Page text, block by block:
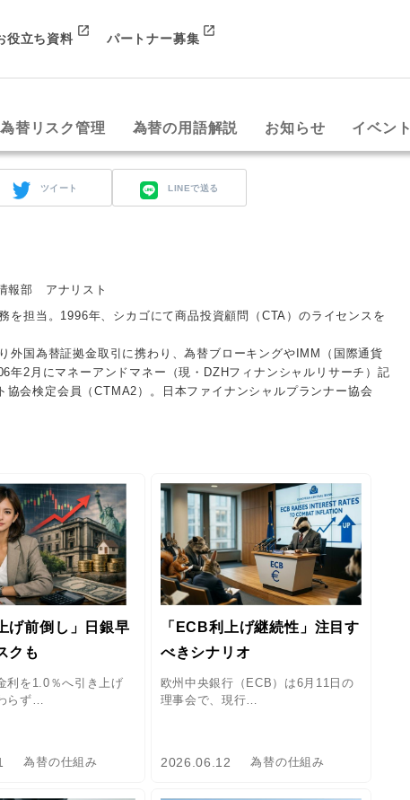
役立ち資料 パートナー募集
為替リスク管理 為替の用語解説 お知らせ イベント
ツイート LINEで送る
報部 アナリスト
を担当。1996年、シカゴにて商品投資顧問（CTA）のライセンスを
外国為替証拠金取引に携わり、為替ブローキングやIMM（国際通貨
年2月にマネーアンドマネー（現・DZHフィナンシャルリサーチ）記
協会検定会員（CTMA2）。日本ファイナンシャルプランナー協会
げ前倒し」日銀早
クも
利を1.0％へ引き上げ
らず…
為替の仕組み
「ECB利上げ継続性」注目す
べきシナリオ
欧州中央銀行（ECB）は6月11日の
理事会で、現行…
2026.06.12 為替の仕組み